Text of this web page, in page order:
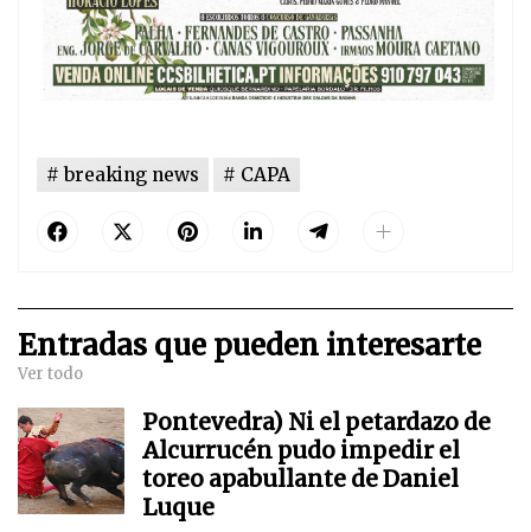
breaking news CAPA
Entradas que pueden interesarte
Ver todo
Pontevedra) Ni el petardazo de
Alcurrucén pudo impedir el
toreo apabullante de Daniel
Luque